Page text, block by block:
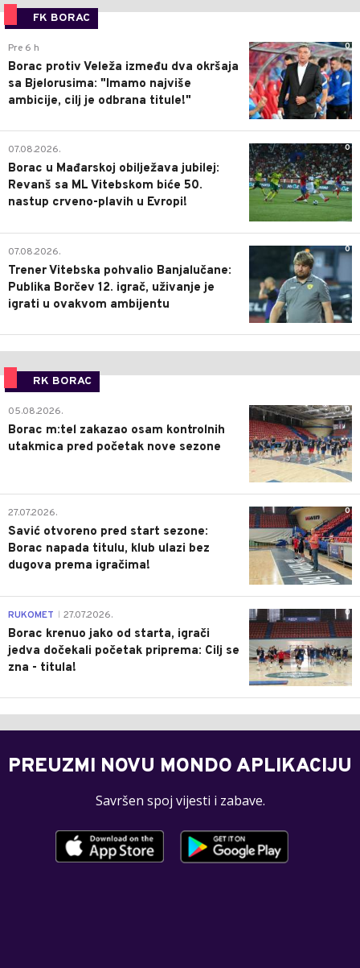
FK BORAC
0
Pre 6 h
Borac protiv Veleža između dva okršaja
sa Bjelorusima: "Imamo najviše
ambicije, cilj je odbrana titule!"
0
07.08.2026.
Borac u Mađarskoj obilježava jubilej:
Revanš sa ML Vitebskom biće 50.
nastup crveno-plavih u Evropi!
0
07.08.2026.
Trener Vitebska pohvalio Banjalučane:
Publika Borčev 12. igrač, uživanje je
igrati u ovakvom ambijentu
RK BORAC
0
05.08.2026.
Borac m:tel zakazao osam kontrolnih
utakmica pred početak nove sezone
0
27.07.2026.
Savić otvoreno pred start sezone:
Borac napada titulu, klub ulazi bez
dugova prema igračima!
0
RUKOMET 27.07.2026.
Borac krenuo jako od starta, igrači
jedva dočekali početak priprema: Cilj se
zna - titula!
PREUZMI NOVU MONDO APLIKACIJU
Savršen spoj vijesti i zabave.